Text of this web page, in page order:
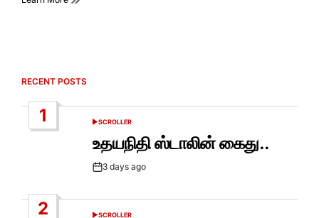
RECENT POSTS
1
POSTED
SCROLLER
உதயநிதி ஸ்டாலின் கைது..
Post3 days ago
2 SCROLLER